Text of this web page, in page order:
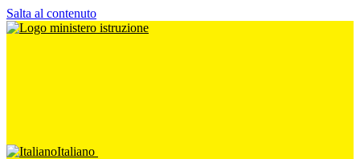
Salta al contenuto
Italiano